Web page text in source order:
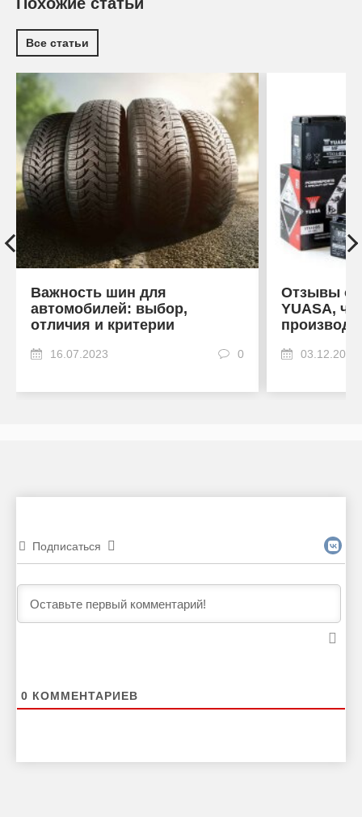
Все статьи
Важность шин для
автомобилей: выбор,
отличия и критерии
16.07.2023 0
Отзывы об
YUASA,
03.12.2022
Подписаться
0 КОММЕНТАРИЕВ